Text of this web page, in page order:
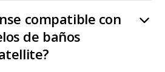
compatible con
de baños